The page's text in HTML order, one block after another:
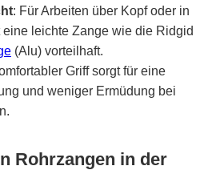
: Für Arbeiten über Kopf oder in
leichte Zange wie die Ridgid
(Alu) vorteilhaft.
Griff sorgt für eine
und weniger Ermüdung bei
Rohrzangen in der